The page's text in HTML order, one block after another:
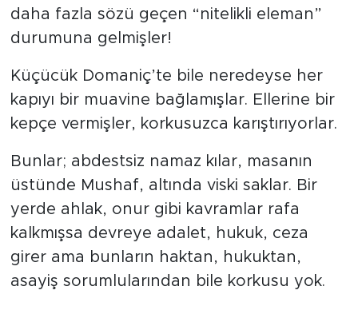
daha fazla sözü geçen “nitelikli eleman”
durumuna gelmişler!
Küçücük Domaniç’te bile neredeyse her
kapıyı bir muavine bağlamışlar. Ellerine bir
kepçe vermişler, korkusuzca karıştırıyorlar.
Bunlar; abdestsiz namaz kılar, masanın
üstünde Mushaf, altında viski saklar. Bir
yerde ahlak, onur gibi kavramlar rafa
kalkmışsa devreye adalet, hukuk, ceza
girer ama bunların haktan, hukuktan,
asayiş sorumlularından bile korkusu yok.